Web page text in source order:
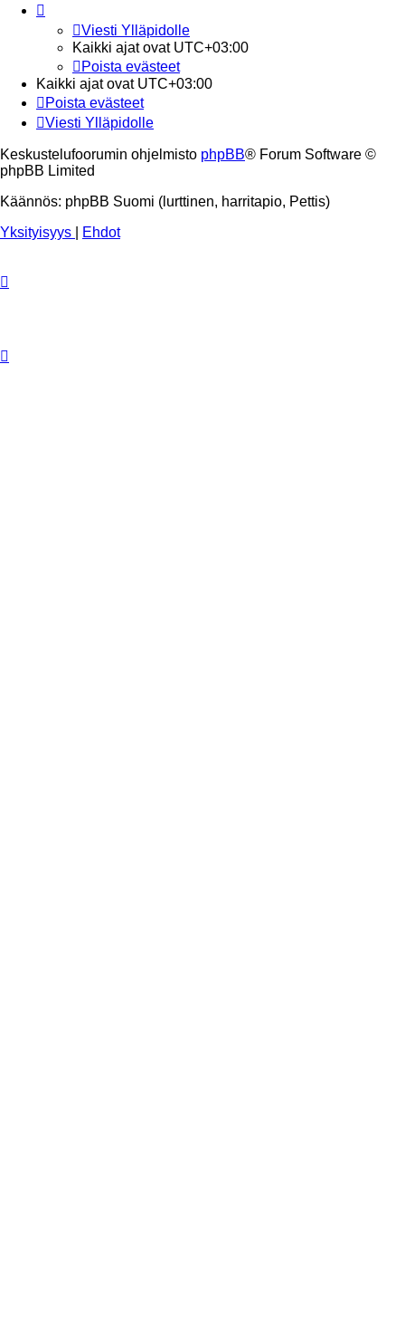
Viesti Ylläpidolle
Kaikki ajat ovat UTC+03:00
Poista evästeet
Kaikki ajat ovat UTC+03:00
Poista evästeet
Viesti Ylläpidolle
Keskustelufoorumin ohjelmisto phpBB® Forum Software ©
phpBB Limited
Käännös: phpBB Suomi (lurttinen, harritapio, Pettis)
Yksityisyys
Ehdot